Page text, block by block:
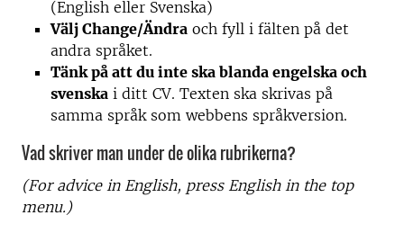
(English eller Svenska)
Välj Change/Ändra och fyll i fälten på det
andra språket.
Tänk på att du inte ska blanda engelska och
svenska i ditt CV. Texten ska skrivas på
samma språk som webbens språkversion.
Vad skriver man under de olika rubrikerna?
(For advice in English, press English in the top
menu.)